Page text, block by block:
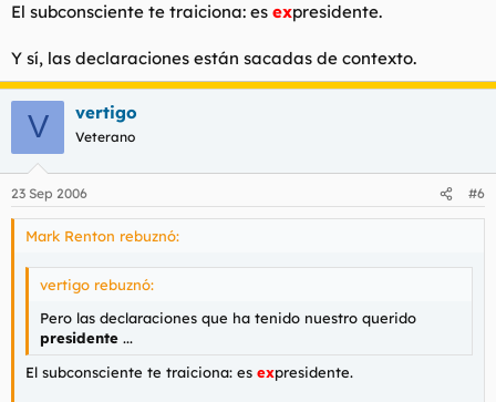
El subconsciente te traiciona: es expresidente.
Y sí, las declaraciones están sacadas de contexto.
V vertigo
Veterano
23 Sep 2006 #6
Mark Renton rebuznó:
vertigo rebuznó:
Pero las declaraciones que ha tenido nuestro querido
presidente ...
El subconsciente te traiciona: es expresidente.